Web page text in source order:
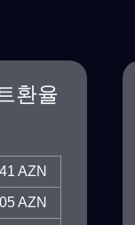
환율
AZN
AZN